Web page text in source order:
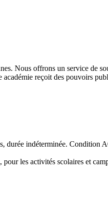
Nous offrons un service de
reçoit des pouvoirs
durée indéterminée. Condition
les activités scolaires et